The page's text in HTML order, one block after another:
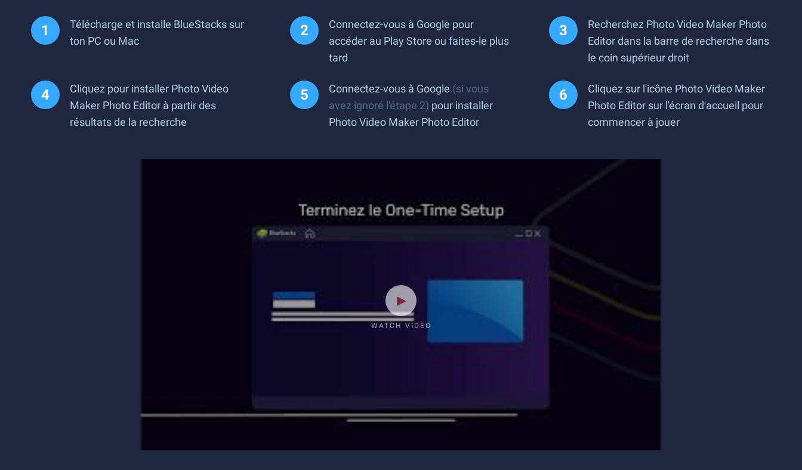
Télécharge et installe BlueStacks sur
ton PC ou Mac
Connectez-vous à Google pour
accéder au Play Store ou faites-le plus
tard
Recherchez Photo Video Maker Photo
Editor dans la barre de recherche dans
le coin supérieur droit
Cliquez pour installer Photo Video
Maker Photo Editor à partir des
résultats de la recherche
Connectez-vous à Google (si vous
avez ignoré l'étape 2) pour installer
Photo Video Maker Photo Editor
Cliquez sur l'icône Photo Video Maker
Photo Editor sur l'écran d'accueil pour
commencer à jouer
WATCH VIDEO